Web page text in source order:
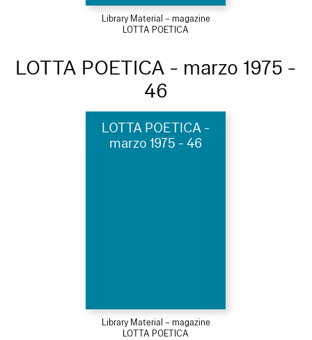
Library Material – magazine
LOTTA POETICA
LOTTA POETICA - marzo 1975 -
46
LOTTA POETICA -
marzo 1975 - 46
Library Material – magazine
LOTTA POETICA